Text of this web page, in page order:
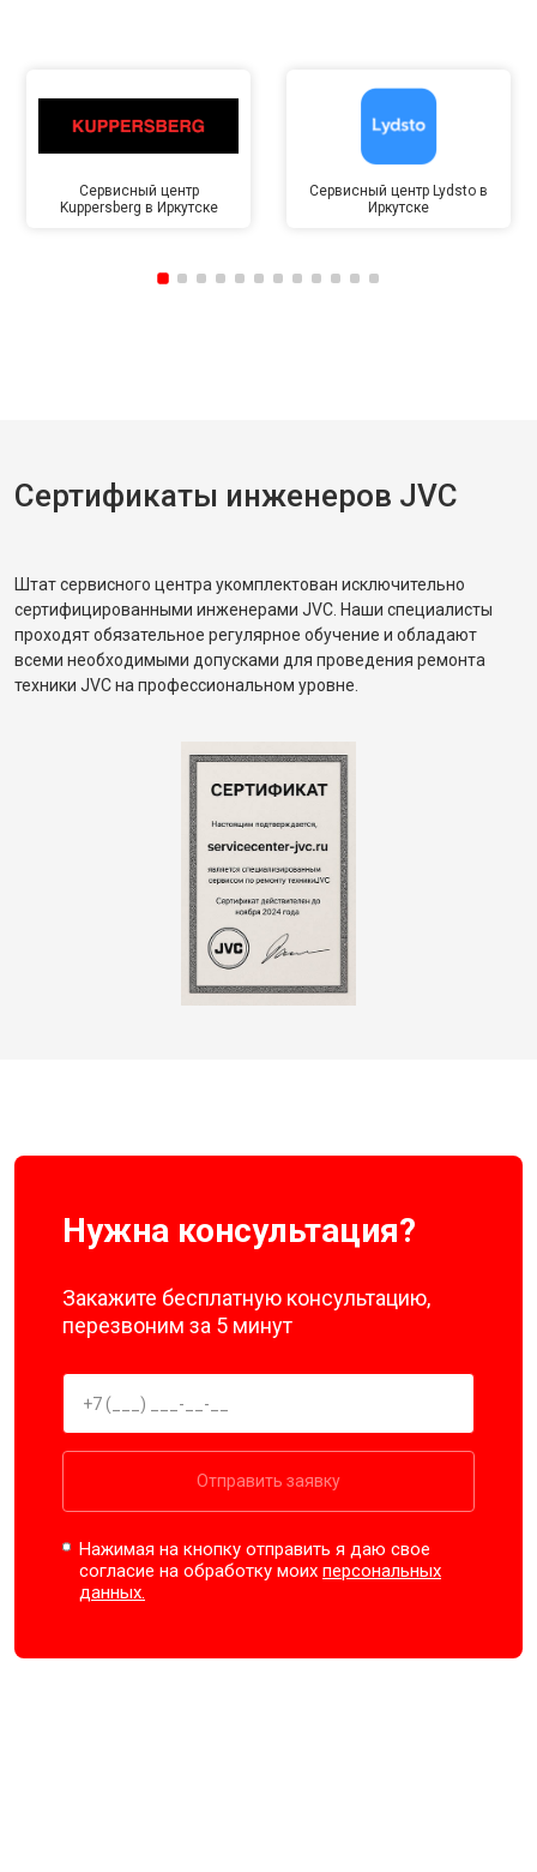
Сервисный центр
Kuppersberg в Иркутске
Сервисный центр Lydsto в
Иркутске
Сертификаты инженеров JVC
Штат сервисного центра укомплектован исключительно
сертифицированными инженерами JVC. Наши специалисты
проходят обязательное регулярное обучение и обладают
всеми необходимыми допусками для проведения ремонта
техники JVC на профессиональном уровне.
Нужна консультация?
Закажите бесплатную консультацию,
перезвоним за 5 минут
Отправить заявку
Нажимая на кнопку отправить я даю свое
согласие на обработку моихперсональных
данных.